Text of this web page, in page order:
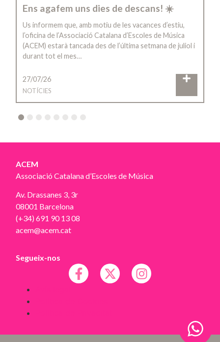
Ens agafem uns dies de descans! ☀️
Us informem que, amb motiu de les vacances d’estiu,
l’oficina de l’Associació Catalana d’Escoles de Música
(ACEM) estarà tancada des de l’última setmana de juliol i
durant tot el mes…
27/07/26
NOTÍCIES
4 5 6 7 8
ACEM
Associació Catalana d’Escoles de Música
Av. Drassanes 3, 3r
08001 Barcelona
(+34) 691 90 13 08
acem@acem.cat
Segueix-nos